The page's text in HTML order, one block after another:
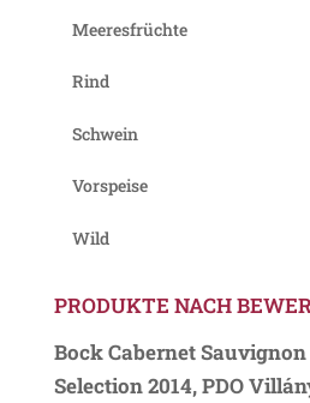
Meeresfrüchte
Rind
Schwein
Vorspeise
Wild
PRODUKTE NACH
Bock Cabernet
Selection 2014, PDO